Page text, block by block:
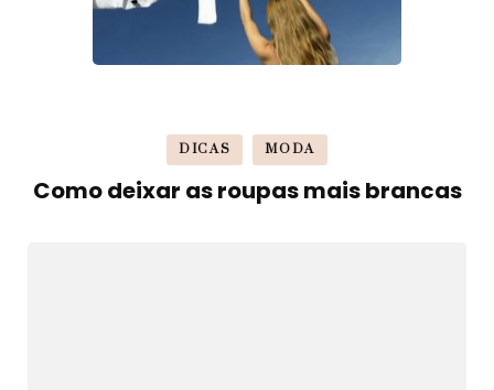
DICAS MODA
Como deixar as roupas mais brancas